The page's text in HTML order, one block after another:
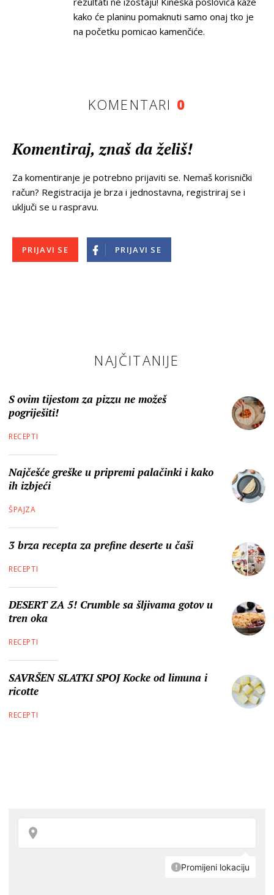
kako će planinu pomaknuti samo onaj tko je
na početku pomicao kamenčiće.
KOMENTARI 0
Komentiraj, znaš da želiš!
Za komentiranje je potrebno prijaviti se. Nemaš korisnički
račun? Registracija je brza i jednostavna, registriraj se i
uključi se u raspravu.
PRIJAVI SE PRIJAVI SE
NAJČITANIJE
S ovim tijestom za pizzu ne možeš
pogriješiti!
RECEPTI
Najčešće greške u pripremi palačinki i kako
ih izbjeći
ŠPAJZA
3 brza recepta za prefine deserte u čaši
RECEPTI
DESERT ZA 5! Crumble sa šljivama gotov u
tren oka
RECEPTI
SAVRŠEN SLATKI SPOJ Kocke od limuna i
ricotte
RECEPTI